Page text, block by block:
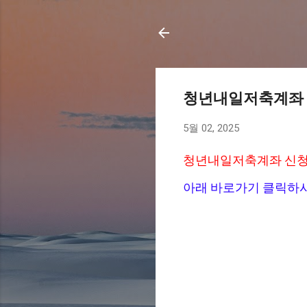
청년내일저축계
5월 02, 2025
청년내일저축계좌 신
아래 바로가기 클릭하